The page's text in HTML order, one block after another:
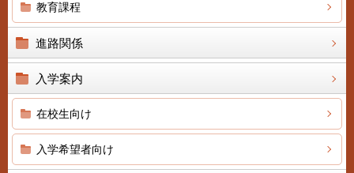
教育課程
進路関係
入学案内
在校生向け
入学希望者向け